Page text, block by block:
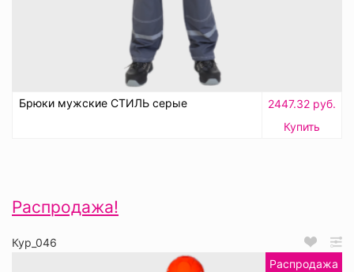
Брюки мужские СТИЛЬ серые
2447.32 руб.
Купить
Распродажа!
Кур_046
Распродажа